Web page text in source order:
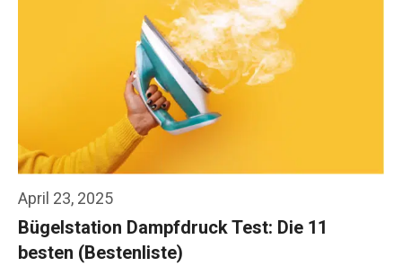
April 23, 2025
Bügelstation Dampfdruck Test: Die 11
besten (Bestenliste)